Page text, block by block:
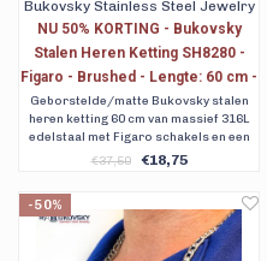
Bukovsky Stainless Steel Jewelry
NU 50% KORTING - Bukovsky
Stalen Heren Ketting SH8280 -
Figaro - Brushed - Lengte: 60 cm -
Breedte: 0,7 cm - Dikte: 0,2 cm
Geborstelde/matte Bukovsky stalen
heren ketting 60 cm van massief 316L
edelstaal met Figaro schakels en een
luxe karabijnsluiting.
€37,50 €18,75
-50%